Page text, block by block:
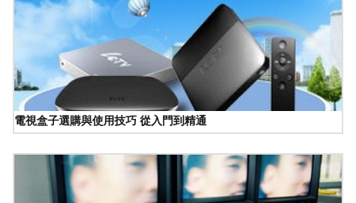
電視盒子選購與使用技巧 從入門到精通